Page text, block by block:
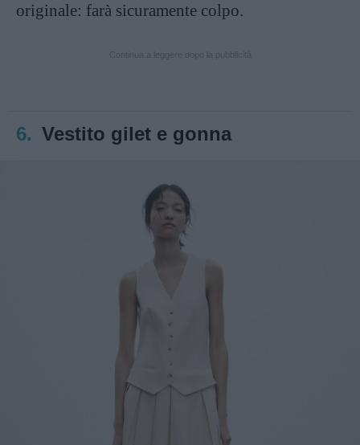
originale: farà sicuramente colpo.
6. Vestito gilet e gonna